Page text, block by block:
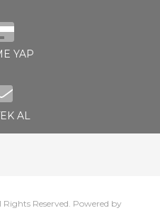
YAP
AL
Reserved. Powered by